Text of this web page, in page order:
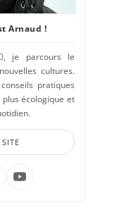
Arnaud !
, je parcours le
cultures.
pratiques
écologique et